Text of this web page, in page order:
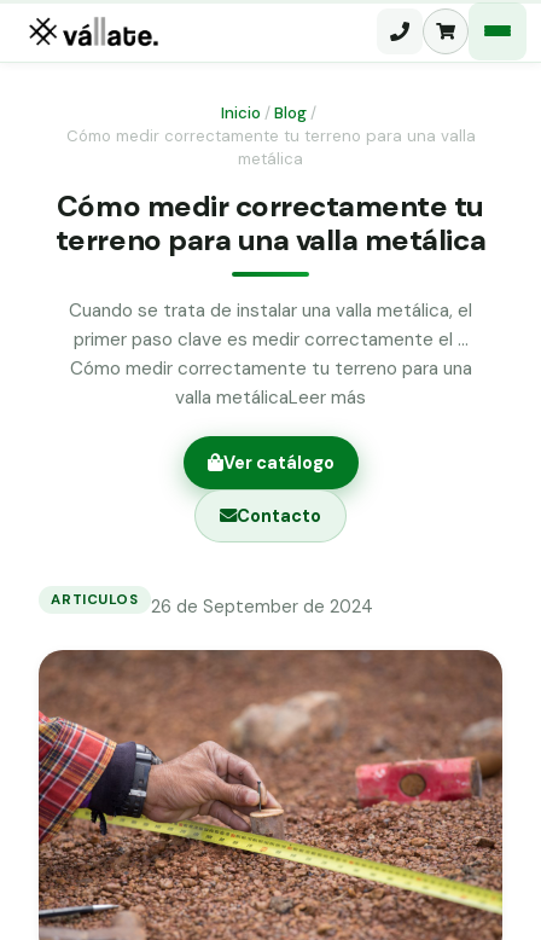
Malla electrosoldada
Malla ganadera
Malla simple torsión
Malla triple torsión
Panel malla H.
Puerta abatible dos hojas
Poste malla Hércules
Poste malla simple torsión
Alambre de espino galvanizado
Alambre liso galvanizado
Malla ocultación 70 g/m² verde
Abrazadera PVC malla H.
Grapadora
Grapas a-18
Tensor galvanizado
Inicio /Blog /
Cómo medir correctamente tu terreno para una valla
metálica
Cómo medir correctamente tu
terreno para una valla metálica
Cuando se trata de instalar una valla metálica, el
primer paso clave es medir correctamente el …
Cómo medir correctamente tu terreno para una
valla metálicaLeer más
Ver catálogo
Contacto
ARTICULOS 26 de September de 2024
correctamente
terreno
para
una
valla
metálica